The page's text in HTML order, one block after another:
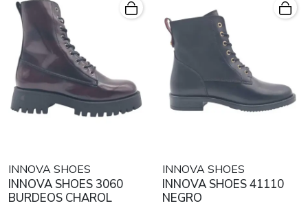
INNOVA SHOES
INNOVA SHOES 3060
BURDEOS CHAROL
INNOVA SHOES
INNOVA SHOES 41110
NEGRO